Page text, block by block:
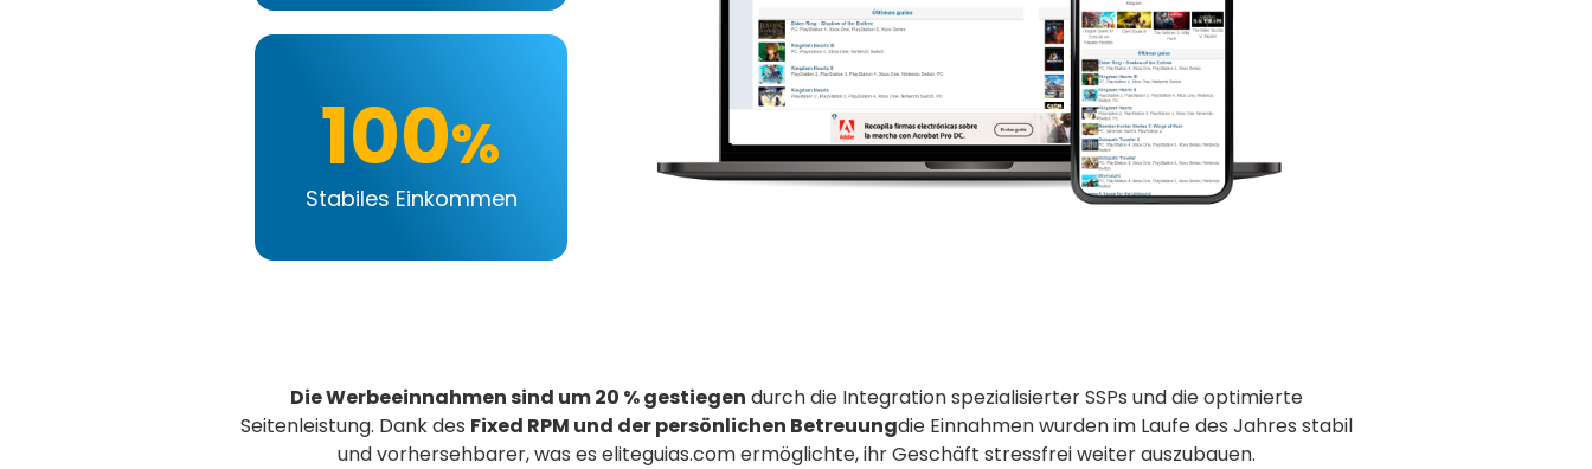
100%
Stabiles Einkommen
Die Werbeeinnahmen sind um 20 % gestiegen durch die Integration spezialisierter SSPs und die optimierte
Seitenleistung. Dank des Fixed RPM und der persönlichen Betreuungdie Einnahmen wurden im Laufe des Jahres stabil
und vorhersehbarer, was es eliteguias.com ermöglichte, ihr Geschäft stressfrei weiter auszubauen.